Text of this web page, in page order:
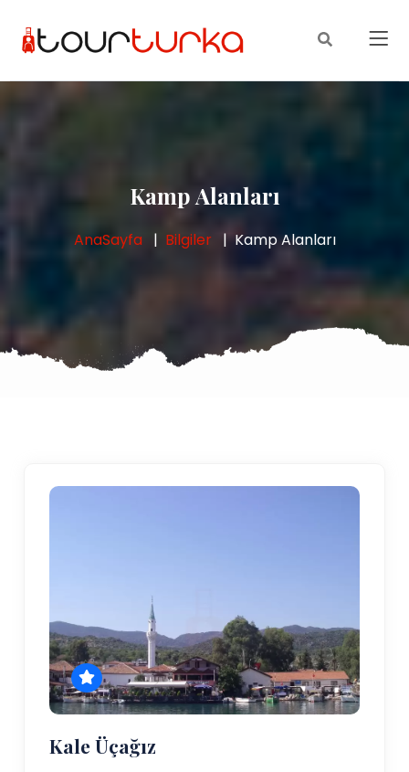
Kamp Alanları
AnaSayfa Bilgiler Kamp Alanları
Kale Üçağız